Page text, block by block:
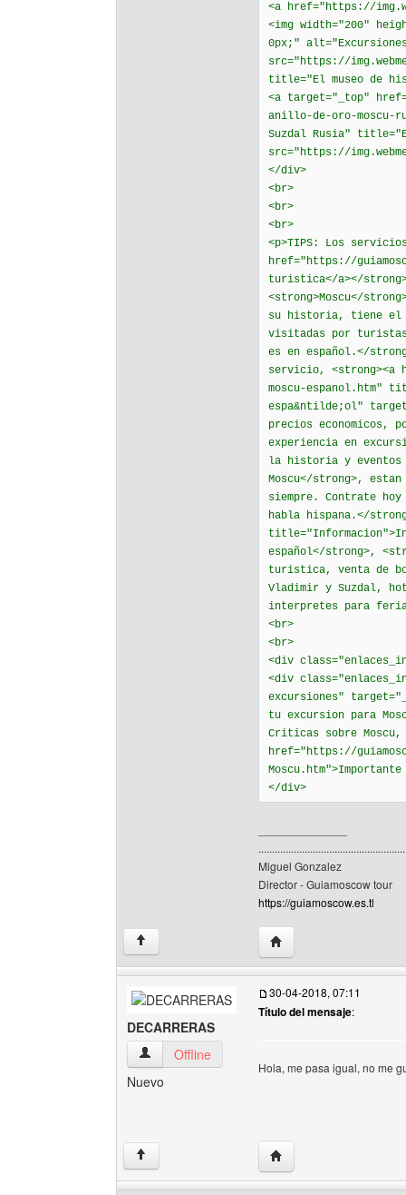
<a href="https://
<img width="200"
0px;"
src="https://
title="El museo de
<a target="_top"
anillo-de-oro-moscu-
Suzdal Rusia"
src="https://
</div>
<br>
<br>
<br>
<p>TIPS: Los
href="https://
turistica</a></strong>
<strong>Moscu</
su historia, tiene el
visitadas por
es en español.</
servicio, <strong><a
moscu-espanol.htm"
espa&ntilde;ol"
precios economicos,
experiencia en
la historia y eventos
Moscu</strong>,
siempre. Contrate
habla hispana.</
español</strong>,
turistica, venta de
Vladimir y Suzdal,
interpretes para
<br>
<br>
<div
<div
excursiones"
tu excursion para
Criticas sobre
href="https://
</div>
Miguel Gonzalez
Director - Guiamoscow tour
https://guiamoscow.es.tl
↑ Visitar sitio web del
DECARRERAS
DECARRERAS Ver perfil del usuario
Offline
Nuevo
30-04-2018, 07:11
Título del mensaje:
Hola, me pasa igual, no me
↑ Visitar sitio web del